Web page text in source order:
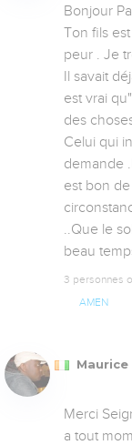
Bonjour
Ton fils
peur . Je
Il savait
est vrai
des
Celui qui
demande
est bon
..Que le
beau
3 personnes
AMEN
Maurice
Merci
a tout